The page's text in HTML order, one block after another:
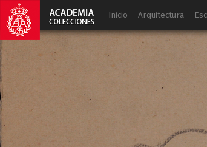
Inicio Arquitectura